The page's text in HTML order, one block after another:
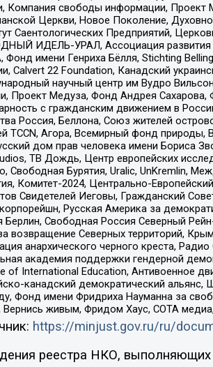
Компания свободы информации, Проект
Церкви, Новое Поколение,
Саентологических Предприятий,
ИДЕЛЬ-УРАЛ, Ассоциация развития
Фонд имени Генриха Бёлля, Stichting
Calvert 22 Foundation, Канадский
научный центр им Вудро
Проект Медуза, Фонд Андрея Сахарова,
с гражданским движением в
Россия, Беллона, Союз жителей
TCCN, Агора, Всемирный фонд природы,
дом прав человека имени Бориса
ТВ Дождь, Центр европейских
Свободная Бурятия, Uralic, UnKremlin,
Комитет-2024, Центрально-
Свидетелей Иеговы, Гражданский
Русская Америка за
Берлин, Свободная Россия Северный
возвращение Северных территорий,
анархического черного креста,
академия поддержки гендерной
of International Education, Антивоенное
канадский демократический
Фонд имени Фридриха Науманна за
Вернись живым, Фридом Хаус, СОТА
https://minjust.gov.ru/ru/
реестра НКО, выполняющих